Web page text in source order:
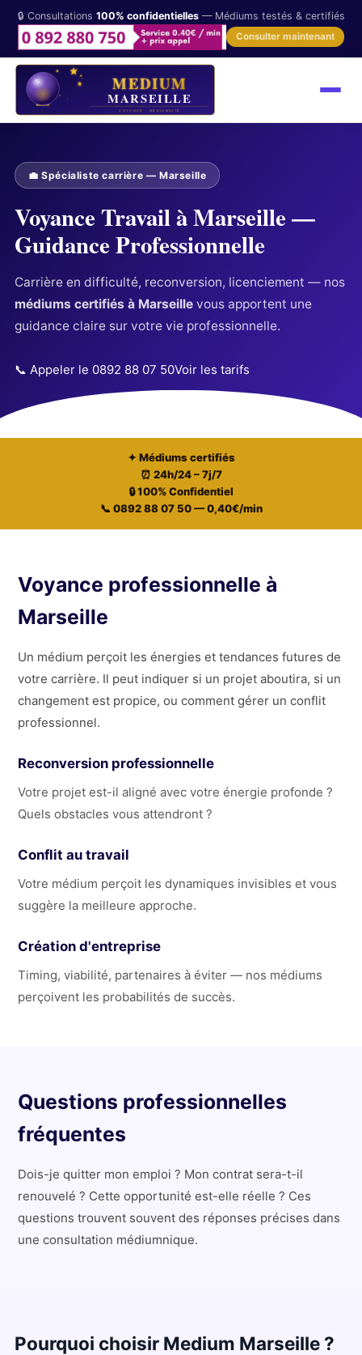
🔒 Consultations 100% confidentielles— Médiums testés & certifiés
Consulter maintenant
💼 Spécialiste carrière — Marseille
Voyance Travail à Marseille —
Guidance Professionnelle
Carrière en difficulté, reconversion, licenciement — nos
médiums certifiés à Marseillevous apportent une
guidance claire sur votre vie professionnelle.
📞 Appeler le 0892 88 07 50Voir les tarifs
✦ Médiums certifiés
⏰ 24h/24 – 7j/7
🔒 100% Confidentiel
📞 0892 88 07 50 — 0,40€/min
Voyance professionnelle à
Marseille
Un médium perçoit les énergies et tendances futures de
votre carrière. Il peut indiquer si un projet aboutira, si un
changement est propice, ou comment gérer un conflit
professionnel.
Reconversion professionnelle
Votre projet est-il aligné avec votre énergie profonde ?
Quels obstacles vous attendront ?
Conflit au travail
Votre médium perçoit les dynamiques invisibles et vous
suggère la meilleure approche.
Création d'entreprise
Timing, viabilité, partenaires à éviter — nos médiums
perçoivent les probabilités de succès.
Questions professionnelles
fréquentes
Dois-je quitter mon emploi ? Mon contrat sera-t-il
renouvelé ? Cette opportunité est-elle réelle ? Ces
questions trouvent souvent des réponses précises dans
une consultation médiumnique.
Pourquoi choisir Medium Marseille ?